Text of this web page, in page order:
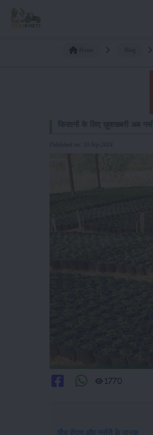
Published on: 10-Sep-2024
1770
पौध रोपण और नर्सरी के मानक